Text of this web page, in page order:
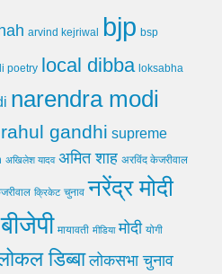
arvind kejriwal bjp bsp
poetry local dibba loksabha
narendra modi
rahul gandhi supreme
अखिलेश यादव अमित शाह अरविंद केजरीवाल
क्रिकेट चुनाव नरेंद्र मोदी
बीजेपी मायावती मीडिया मोदी योगी
डिब्बा लोकसभा चुनाव